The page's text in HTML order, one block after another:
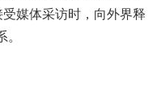
受媒体采访时，向外界释